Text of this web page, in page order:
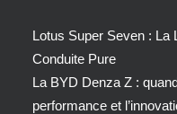
Lotus Super Seven : La
Conduite Pure
La BYD Denza Z :
performance et